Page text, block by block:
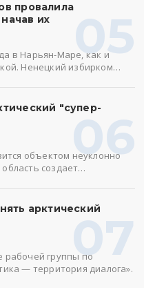
05
провалила
их
в Нарьян-Маре, как и
Ненецкий избирком…
06
"супер-
объектом неуклонно
создает…
07
арктический
рабочей группы по
— территория диалога».